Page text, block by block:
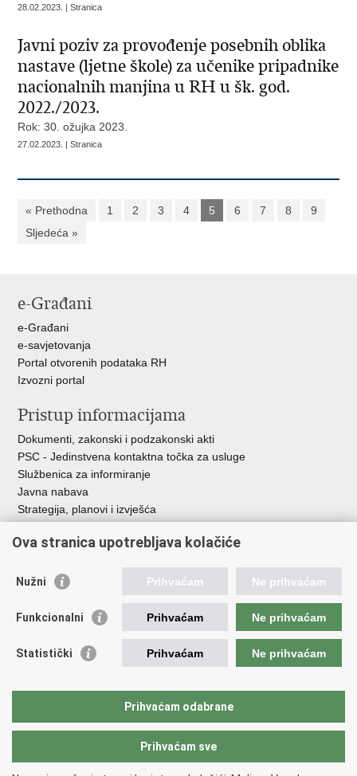
28.02.2023. | Stranica
Javni poziv za provođenje posebnih oblika
nastave (ljetne škole) za učenike pripadnike
nacionalnih manjina u RH u šk. god.
2022./2023.
Rok: 30. ožujka 2023.
27.02.2023. | Stranica
« Prethodna 1 2 3 4 5 6 7 8
9
Sljedeća »
e-Građani
e-Građani
e-savjetovanja
Portal otvorenih podataka RH
Izvozni portal
Pristup informacijama
Dokumenti, zakonski i podzakonski akti
PSC - Jedinstvena kontaktna točka za usluge
Službenica za informiranje
Javna nabava
Strategija, planovi i izvješća
Korisne poveznice
Vlada RH
ASOO
CARNET
Ova stranica upotrebljava kolačiće
Nužni Prihvaćam Ne prihvaćam
Funkcionalni Prihvaćam Ne prihvaćam
Statistički Prihvaćam Ne prihvaćam
Prihvaćam odabrane
Prihvaćam sve